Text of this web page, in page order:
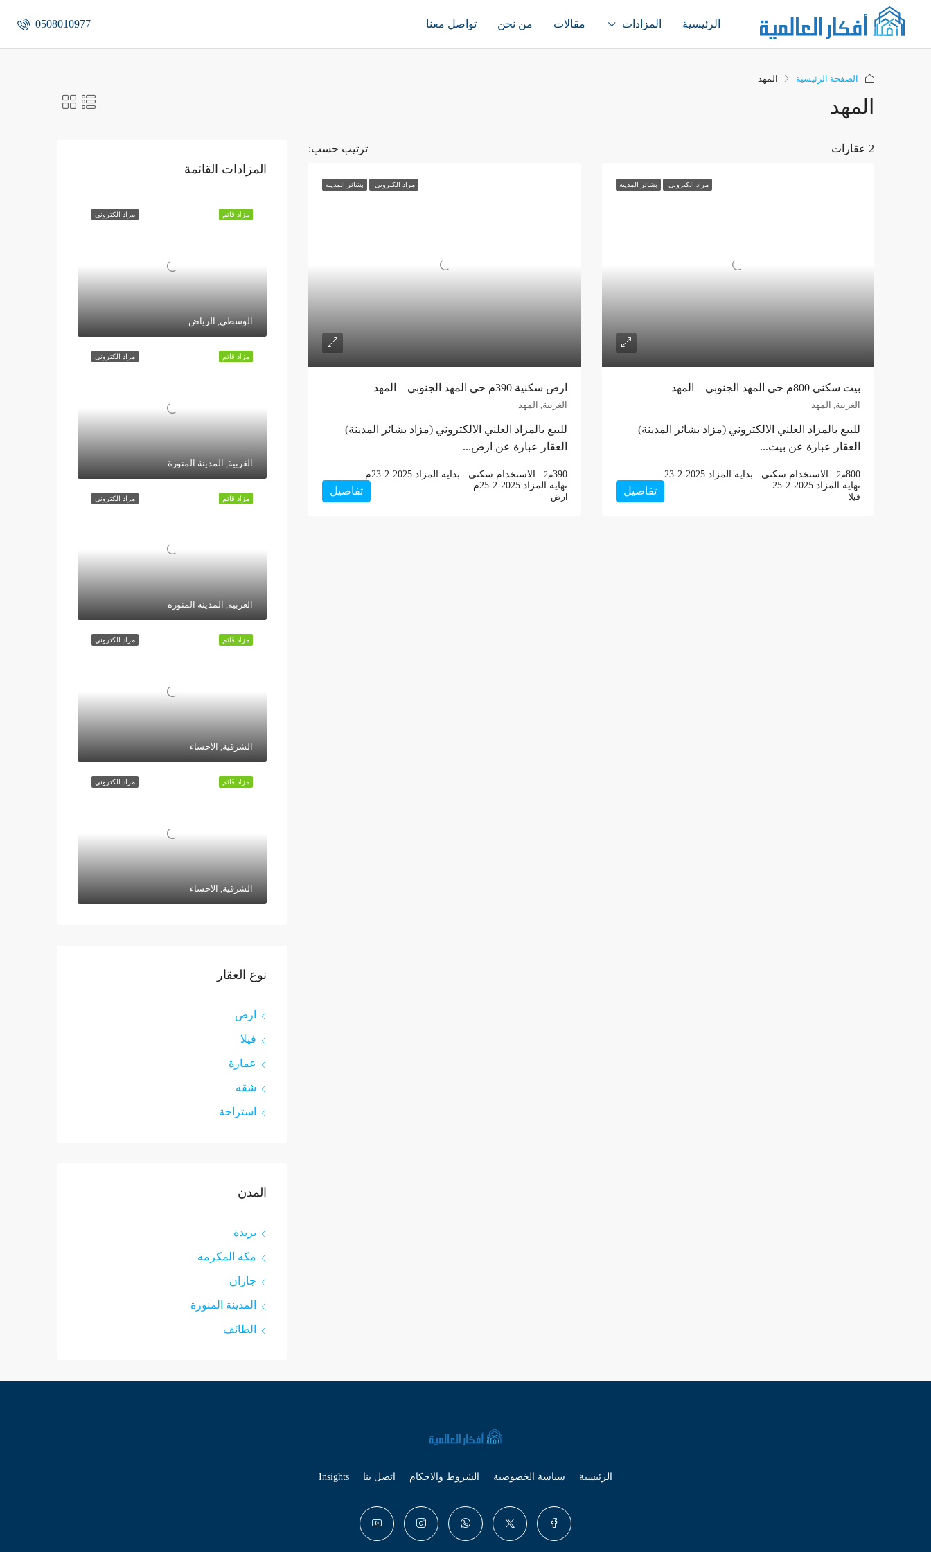
الرئيسية المزادات مقالات من نحن تواصل معنا 0508010977
الصفحة الرئيسية المهد
المهد
2 عقارات ترتيب حسب:
مزاد الكتروني بشائر المدينة
بيت سكني 800م حي المهد الجنوبي – المهد
الغربية, المهد
للبيع بالمزاد العلني الالكتروني (مزاد بشائر المدينة)
العقار عبارة عن بيت...
800م2 الاستخدام:سكني بداية المزاد:23-2-2025
نهاية المزاد:25-2-2025
فيلا تفاصيل
مزاد الكتروني بشائر المدينة
ارض سكنية 390م حي المهد الجنوبي – المهد
الغربية, المهد
للبيع بالمزاد العلني الالكتروني (مزاد بشائر المدينة)
العقار عبارة عن ارض...
390م2 الاستخدام:سكني بداية المزاد:23-2-2025م
نهاية المزاد:25-2-2025م
ارض تفاصيل
المزادات القائمة
مزاد الكتروني مزاد قائم
الوسطى, الرياض
مزاد الكتروني مزاد قائم
الغربية, المدينة المنورة
مزاد الكتروني مزاد قائم
الغربية, المدينة المنورة
مزاد الكتروني مزاد قائم
الشرقية, الاحساء
مزاد الكتروني مزاد قائم
الشرقية, الاحساء
نوع العقار
ارض
فيلا
عمارة
شقة
استراحة
المدن
بريدة
مكة المكرمة
جازان
المدينة المنورة
الطائف
الرئيسية سياسة الخصوصية الشروط والاحكام اتصل بنا Insights